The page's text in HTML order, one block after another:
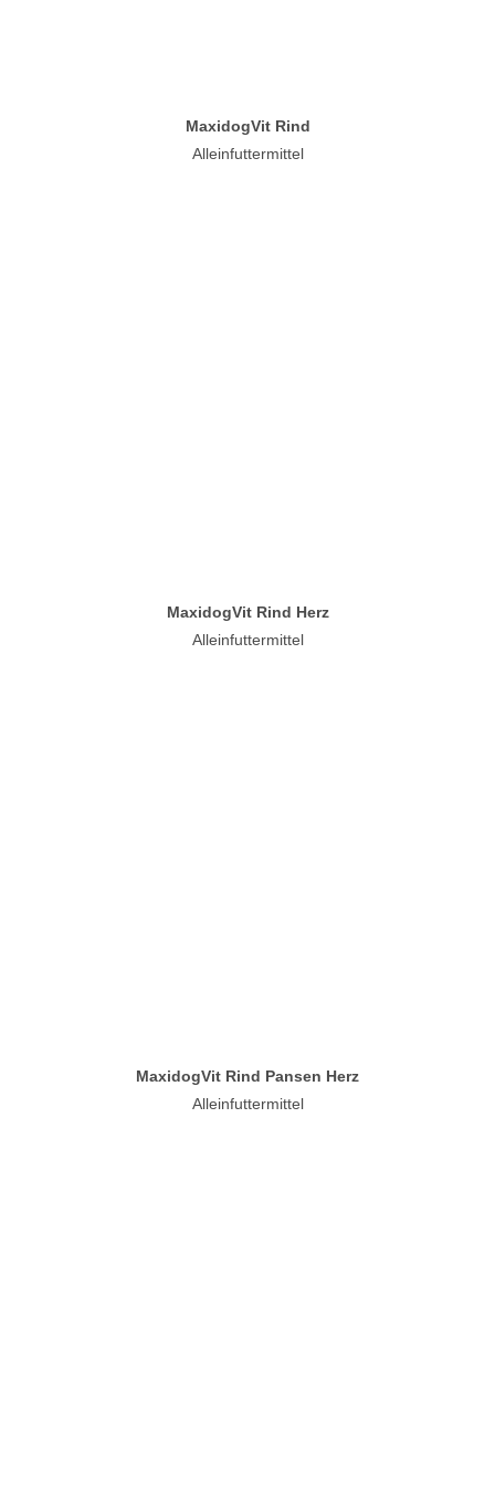
MaxidogVit Rind
Alleinfuttermittel
MaxidogVit Rind Herz
Alleinfuttermittel
MaxidogVit Rind Pansen Herz
Alleinfuttermittel